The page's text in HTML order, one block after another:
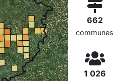
662
communes
1 026